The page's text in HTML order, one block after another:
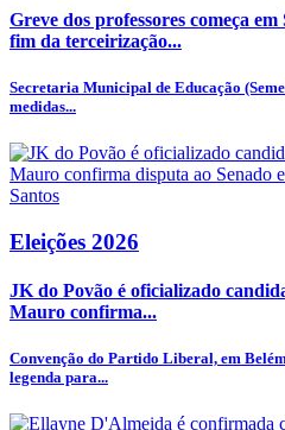
Greve dos professores começa
fim da terceirização...
Secretaria Municipal de Educação
medidas...
Eleições 2026
JK do Povão é oficializado
Mauro confirma...
Convenção do Partido Liberal, em
legenda para...